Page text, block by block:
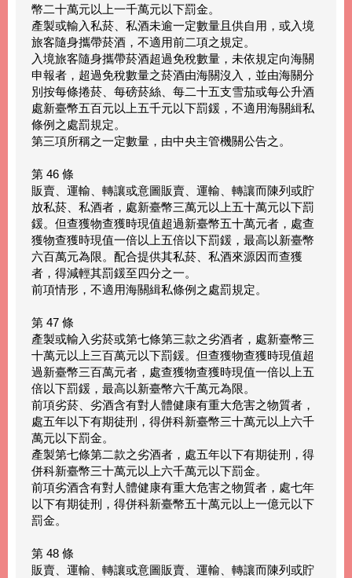
幣二十萬元以上一千萬元以下罰金。
產製或輸入私菸、私酒未逾一定數量且供自用，或入境
旅客隨身攜帶菸酒，不適用前二項之規定。
入境旅客隨身攜帶菸酒超過免稅數量，未依規定向海關
申報者，超過免稅數量之菸酒由海關沒入，並由海關分
別按每條捲菸、每磅菸絲、每二十五支雪茄或每公升酒
處新臺幣五百元以上五千元以下罰鍰，不適用海關緝私
條例之處罰規定。
第三項所稱之一定數量，由中央主管機關公告之。
第 46 條
販賣、運輸、轉讓或意圖販賣、運輸、轉讓而陳列或貯
放私菸、私酒者，處新臺幣三萬元以上五十萬元以下罰
鍰。但查獲物查獲時現值超過新臺幣五十萬元者，處查
獲物查獲時現值一倍以上五倍以下罰鍰，最高以新臺幣
六百萬元為限。配合提供其私菸、私酒來源因而查獲
者，得減輕其罰鍰至四分之一。
前項情形，不適用海關緝私條例之處罰規定。
第 47 條
產製或輸入劣菸或第七條第三款之劣酒者，處新臺幣三
十萬元以上三百萬元以下罰鍰。但查獲物查獲時現值超
過新臺幣三百萬元者，處查獲物查獲時現值一倍以上五
倍以下罰鍰，最高以新臺幣六千萬元為限。
前項劣菸、劣酒含有對人體健康有重大危害之物質者，
處五年以下有期徒刑，得併科新臺幣三十萬元以上六千
萬元以下罰金。
產製第七條第二款之劣酒者，處五年以下有期徒刑，得
併科新臺幣三十萬元以上六千萬元以下罰金。
前項劣酒含有對人體健康有重大危害之物質者，處七年
以下有期徒刑，得併科新臺幣五十萬元以上一億元以下
罰金。
第 48 條
販賣、運輸、轉讓或意圖販賣、運輸、轉讓而陳列或貯